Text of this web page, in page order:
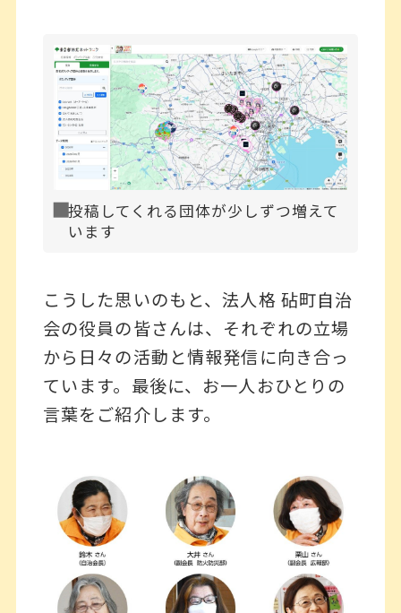
投稿してくれる団体が少しずつ増えて
います
こうした思いのもと、法人格 砧町自治
会の役員の皆さんは、それぞれの立場
から日々の活動と情報発信に向き合っ
ています。最後に、お一人おひとりの
言葉をご紹介します。